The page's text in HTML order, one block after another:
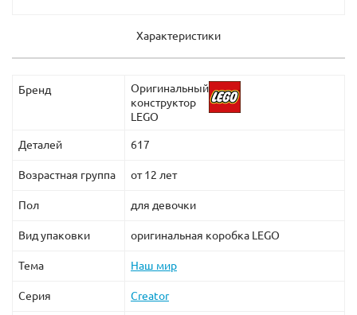
Характеристики
Бренд
Оригинальный
конструктор
LEGO
Деталей 617
Возрастная группа от 12 лет
Пол для девочки
Вид упаковки оригинальная коробка LEGO
Тема Наш мир
Серия Creator